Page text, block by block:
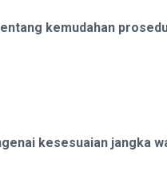
kemudahan
kesesuaian jangka